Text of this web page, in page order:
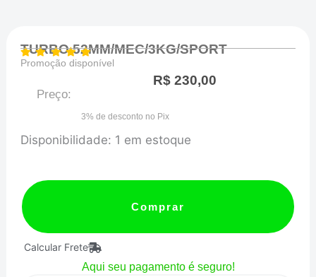
TURBO 52MM/MEC/3KG/SPORT
Promoção disponível
Preço:
R$230,00
3% de desconto no Pix
Disponibilidade: 1 em estoque
TURBO
quantidade
Comprar
Calcular Frete
Aqui seu pagamento é seguro!